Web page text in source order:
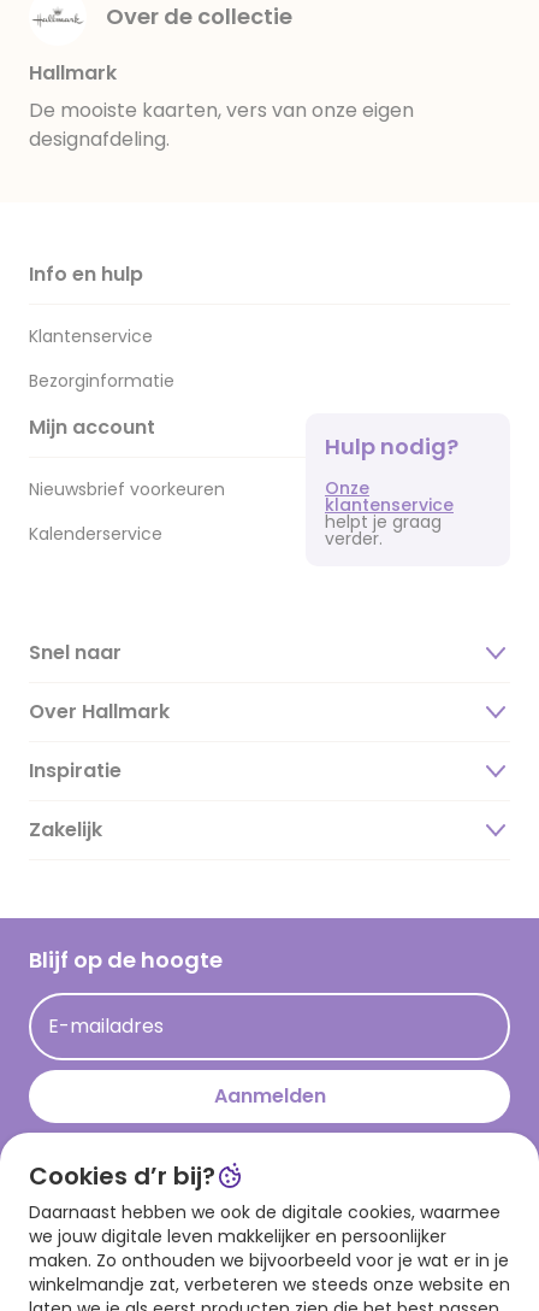
Over de collectie
Hallmark
De mooiste kaarten, vers van onze eigen
designafdeling.
Info en hulp
Klantenservice
Bezorginformatie
Mijn account
Nieuwsbrief voorkeuren
Kalenderservice
Hulp nodig?
Onze
klantenservice
helpt je graag
verder.
Snel naar
Over Hallmark
Over ons
Duurzaamheid
Hallmark Kaartclub
Acties
Persberichten
Inspiratie
Magazine
Cadeau inspiratie
Op kamp gedichten en versjes
Leuke en grappige op kamp teksten
kamppost inspiratie
Zakelijk
Blijf op de hoogte
E-mailadres
Aanmelden
Download onze app
Cookies d’r bij?
Daarnaast hebben we ook de digitale cookies, waarmee
we jouw digitale leven makkelijker en persoonlijker
maken. Zo onthouden we bijvoorbeeld voor je wat er in je
winkelmandje zat, verbeteren we steeds onze website en